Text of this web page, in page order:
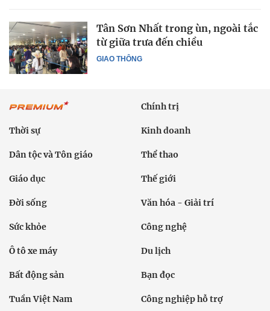
GIAO THÔNG
Tân Sơn Nhất trong ùn, ngoài tắc
từ giữa trưa đến chiều
Chính trị
Thời sự Kinh doanh
Dân tộc và Tôn giáo Thể thao
Giáo dục Thế giới
Đời sống Văn hóa - Giải trí
Sức khỏe Công nghệ
Ô tô xe máy Du lịch
Bất động sản Bạn đọc
Tuần Việt Nam Công nghiệp hỗ trợ